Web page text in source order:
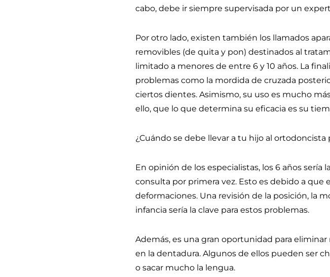
cabo, debe ir siempre supervisada por un
Por otro lado, existen también los llamados
removibles (de quita y pon) destinados al
limitado a menores de entre 6 y 10 años. La
problemas como la mordida de cruzada
ciertos dientes. Asimismo, su uso es mucho
ello, que lo que determina su eficacia es su
¿Cuándo se debe llevar a tu hijo al ortodoncista
En opinión de los especialistas, los 6 años sería
consulta por primera vez. Esto es debido a
deformaciones. Una revisión de la posición, la
infancia sería la clave para estos problemas.
Además, es una gran oportunidad para
en la dentadura. Algunos de ellos pueden ser
o sacar mucho la lengua.